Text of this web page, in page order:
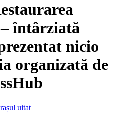
întârziată
nicio
organizată de
uitat